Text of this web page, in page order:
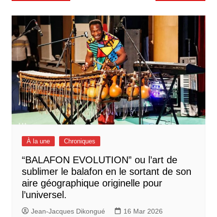
l’article
À la une Chroniques
“BALAFON EVOLUTION” ou l’art de
sublimer le balafon en le sortant de son
aire géographique originelle pour
l’universel.
Jean-Jacques Dikongué 16 Mar 2026